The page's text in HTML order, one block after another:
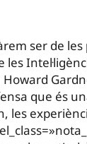
ser de
les
que és
les